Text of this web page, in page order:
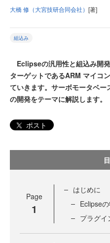
大橋 修（大宮技研合同会社） [著]
組込み
Eclipseの汎用性と組込み開
ターゲットであるARM マイコ
ていきます。サーボモータベ
の開発をテーマに解説します。
ポスト
Page
1
はじめに
Eclipse
プラグイ